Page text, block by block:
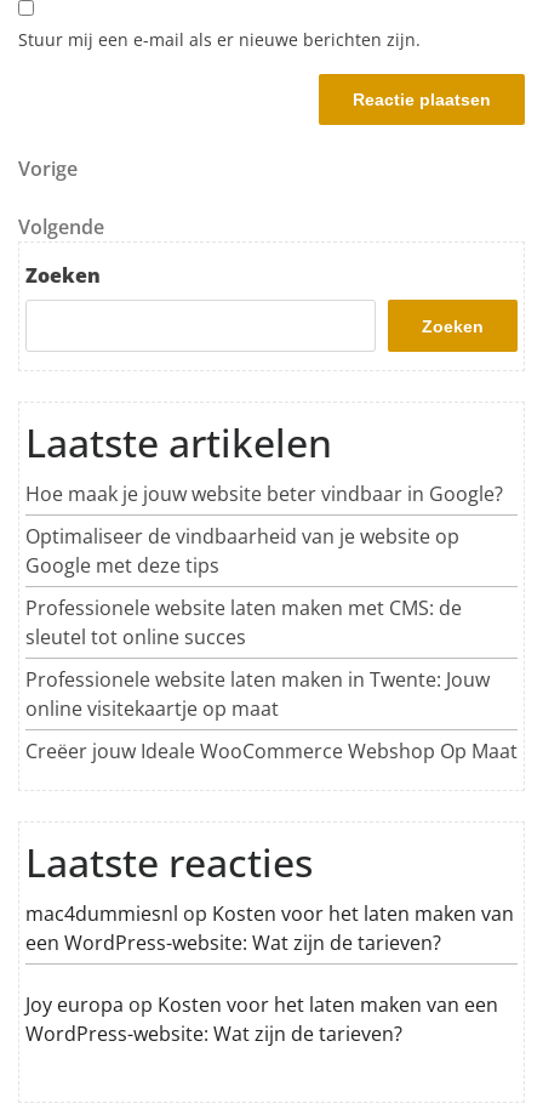
Stuur mij een e-mail als er nieuwe berichten zijn.
Berichtnavigatie
Vorig bericht
Vorige
Volgend bericht
Volgende
Zoeken
Zoeken
Laatste artikelen
Hoe maak je jouw website beter vindbaar in Google?
Optimaliseer de vindbaarheid van je website op
Google met deze tips
Professionele website laten maken met CMS: de
sleutel tot online succes
Professionele website laten maken in Twente: Jouw
online visitekaartje op maat
Creëer jouw Ideale WooCommerce Webshop Op Maat
Laatste reacties
mac4dummiesnl op Kosten voor het laten maken van
een WordPress-website: Wat zijn de tarieven?
Joy europa op Kosten voor het laten maken van een
WordPress-website: Wat zijn de tarieven?